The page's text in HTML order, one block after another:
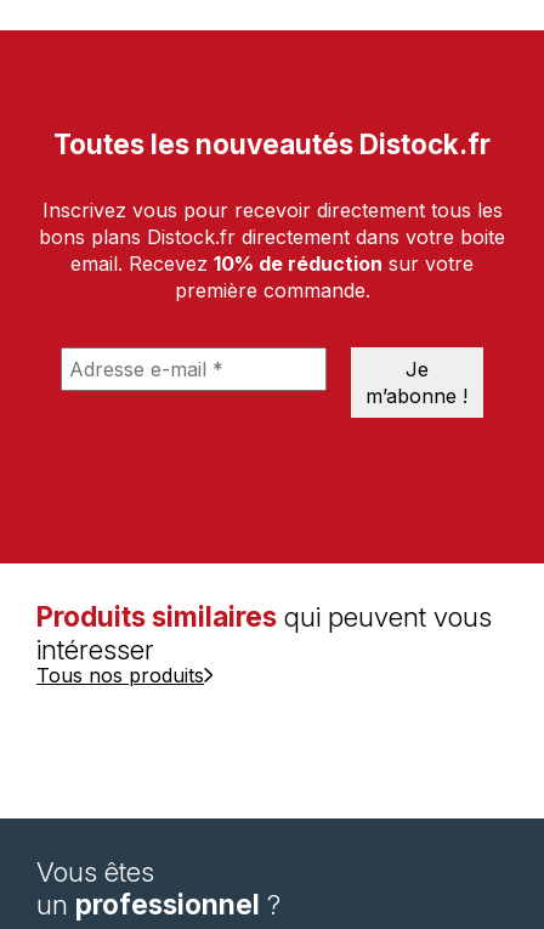
Toutes les nouveautés Distock.fr
Inscrivez vous pour recevoir directement tous les
bons plans Distock.fr directement dans votre boite
email. Recevez 10% de réduction sur votre
première commande.
Produits similaires qui peuvent vous
intéresser
Tous nos produits
Vous êtes
un professionnel ?